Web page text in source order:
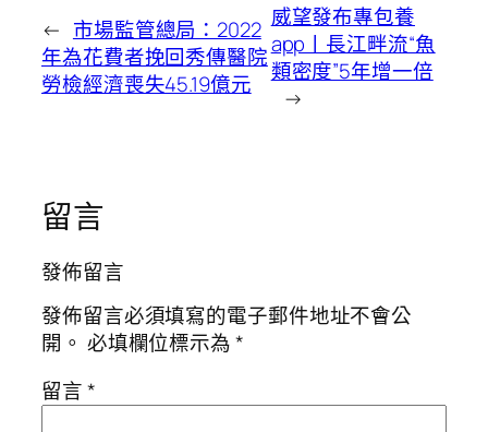
← 市場監管總局：2022
年為花費者挽回秀傳醫院
勞檢經濟喪失45.19億元
威望發布專包養
app丨長江畔流“魚
類密度”5年增一倍
→
留言
發佈留言
發佈留言必須填寫的電子郵件地址不會公
開。 必填欄位標示為*
留言*